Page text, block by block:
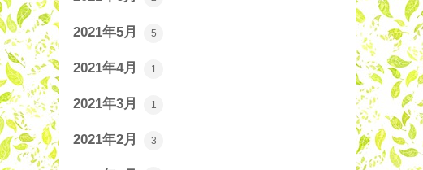
2021年5月 5
2021年4月 1
2021年3月 1
2021年2月 3